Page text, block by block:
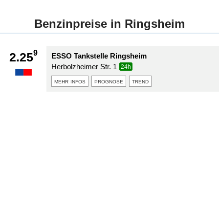
Benzinpreise in Ringsheim
2.259
ESSO Tankstelle Ringsheim
Herbolzheimer Str. 1
24h
mehr infos prognose trend